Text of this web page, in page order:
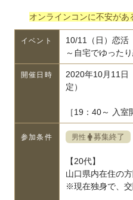
オンラインコンに不安が
イベント
10/11（日）恋活
～自宅でゆった
開催日時
2020年10月11日
定）
［19：40～ 入室
参加条件 男性 募集終了
【20代】
山口県内在住の方
※現在独身で、交